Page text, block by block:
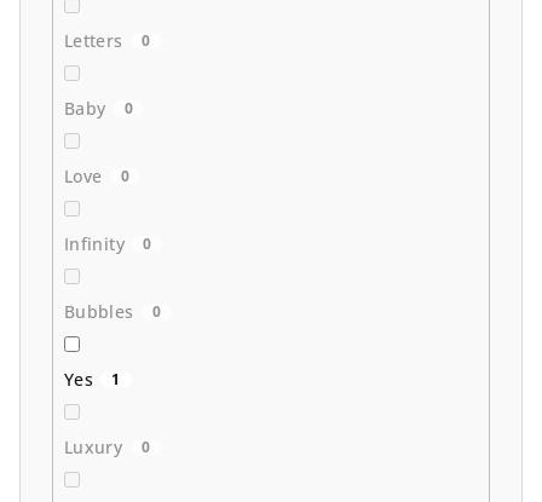
Letters 0
Baby 0
Love 0
Infinity 0
Bubbles 0
Yes 1
Luxury 0